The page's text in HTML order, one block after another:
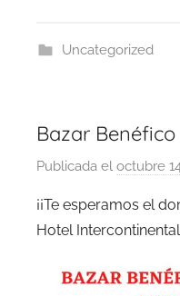
Uncategorized
Bazar
Publicada el octubre
¡¡Te esperamos el
Hotel